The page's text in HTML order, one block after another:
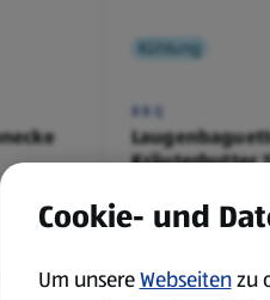
Kühlung
BBQ
Kräuterbutter
(4,51 €/1 kg)
0,79 € 1,29 €
Cookie- und
Um unsereWebseitenzu